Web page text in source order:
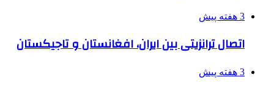
3 هفته پیش
اتصال ترانزیتی بین ایران، افغانستان و تاجیکستان
3 هفته پیش